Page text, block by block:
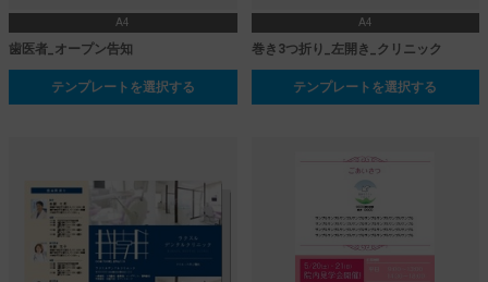
A4
歯医者_オープン告知
テンプレートを選択する
A4
巻き3つ折り_左開き_クリニック
テンプレートを選択する